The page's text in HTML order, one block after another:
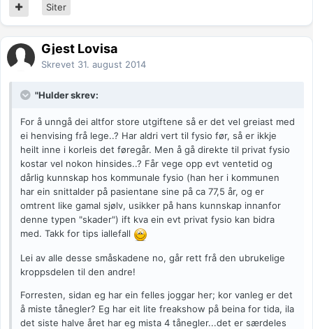
Siter
Gjest Lovisa
Skrevet 31. august 2014
"Hulder skrev:
For å unngå dei altfor store utgiftene så er det vel greiast med
ei henvising frå lege..? Har aldri vert til fysio før, så er ikkje
heilt inne i korleis det føregår. Men å gå direkte til privat fysio
kostar vel nokon hinsides..? Får vege opp evt ventetid og
dårlig kunnskap hos kommunale fysio (han her i kommunen
har ein snittalder på pasientane sine på ca 77,5 år, og er
omtrent like gamal sjølv, usikker på hans kunnskap innanfor
denne typen "skader") ift kva ein evt privat fysio kan bidra
med. Takk for tips iallefall
Lei av alle desse småskadene no, går rett frå den ubrukelige
kroppsdelen til den andre!
Forresten, sidan eg har ein felles joggar her; kor vanleg er det
å miste tånegler? Eg har eit lite freakshow på beina for tida, ila
det siste halve året har eg mista 4 tånegler...det er særdeles